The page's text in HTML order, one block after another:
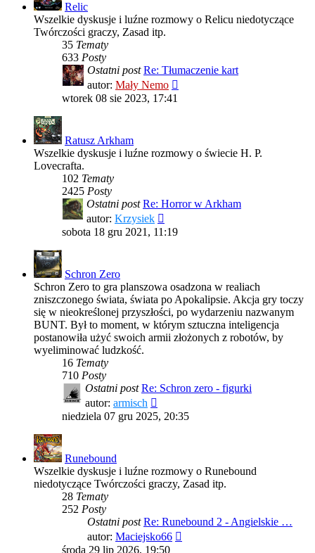
Relic
Wszelkie dyskusje i luźne rozmowy o Relicu niedotyczące
Twórczości graczy, Zasad itp.
35 Tematy
633 Posty
Ostatni post Re: Tłumaczenie kart
autor: Mały Nemo
wtorek 08 sie 2023, 17:41
Ratusz Arkham
Wszelkie dyskusje i luźne rozmowy o świecie H. P.
Lovecrafta.
102 Tematy
2425 Posty
Ostatni post Re: Horror w Arkham
autor: Krzysiek
najnowszy
sobota 18 gru 2021, 11:19
Schron Zero
Schron Zero to gra planszowa osadzona w realiach
zniszczonego świata, świata po Apokalipsie. Akcja gry toczy
się w nieokreślonej przyszłości, po wydarzeniu nazwanym
BUNT. Był to moment, w którym sztuczna inteligencja
postanowiła użyć swoich armii złożonych z robotów, by
wyeliminować ludzkość.
16 Tematy
710 Posty
Ostatni post Re: Schron zero - figurki
autor: armisch
najnowszy
post
niedziela 07 gru 2025, 20:35
Runebound
Wszelkie dyskusje i luźne rozmowy o Runebound
niedotyczące Twórczości graczy, Zasad itp.
28 Tematy
252 Posty
Ostatni post Re: Runebound 2 - Angielskie …
autor: Maciejsko66
środa 29 lip 2026, 19:50